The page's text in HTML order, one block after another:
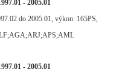
- 2005.01
do 2005.01, výkon: 165PS,
- 2005.01